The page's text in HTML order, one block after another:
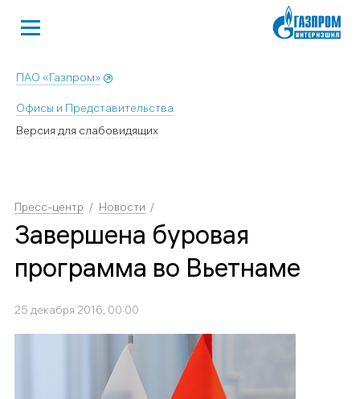
ПАО «Газпром»
Офисы и Представительства
Версия для слабовидящих
Пресс-центр Новости
Завершена буровая
программа во Вьетнаме
25 декабря 2016, 00:00